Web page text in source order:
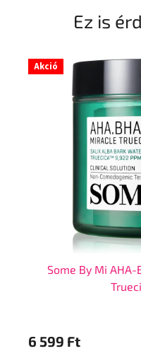
Ez is
Akció
Some By Mi
6 599 Ft